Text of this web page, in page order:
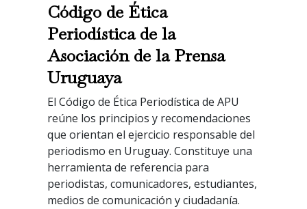
Código de Ética
Periodística de la
Asociación de la Prensa
Uruguaya
El Código de Ética Periodística de APU
reúne los principios y recomendaciones
que orientan el ejercicio responsable del
periodismo en Uruguay. Constituye una
herramienta de referencia para
periodistas, comunicadores, estudiantes,
medios de comunicación y ciudadanía.